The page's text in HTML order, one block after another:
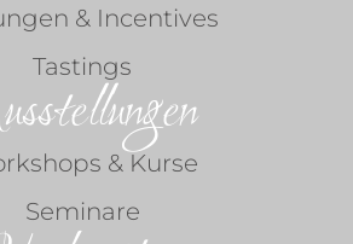
& Incentives
Tastings
& Kurse
Seminare